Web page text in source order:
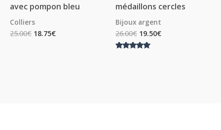
avec pompon bleu
Colliers
25.00€ 18.75€
médaillons cercles
Bijoux argent
26.00€ 19.50€